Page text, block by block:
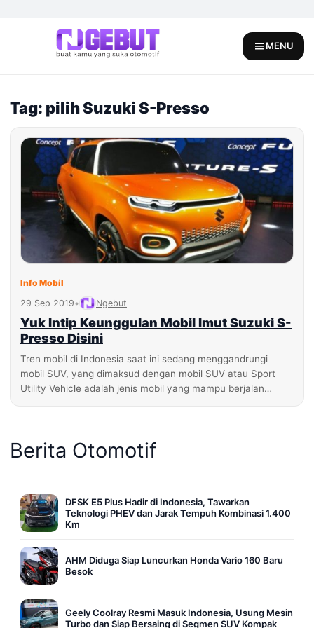
MENU
Tag: pilih Suzuki S-Presso
Info Mobil
29 Sep 2019• Ngebut
Yuk Intip Keunggulan Mobil Imut Suzuki S-
Presso Disini
Tren mobil di Indonesia saat ini sedang menggandrungi
mobil SUV, yang dimaksud dengan mobil SUV atau Sport
Utility Vehicle adalah jenis mobil yang mampu berjalan…
Berita Otomotif
DFSK E5 Plus Hadir di Indonesia, Tawarkan
Teknologi PHEV dan Jarak Tempuh Kombinasi 1.400
Km
AHM Diduga Siap Luncurkan Honda Vario 160 Baru
Besok
Geely Coolray Resmi Masuk Indonesia, Usung Mesin
Turbo dan Siap Bersaing di Segmen SUV Kompak